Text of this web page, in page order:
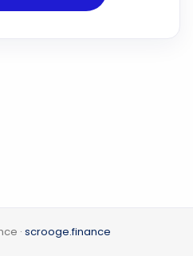
· scrooge.finance